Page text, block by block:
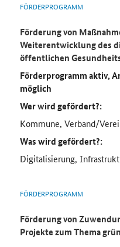
FÖRDERPROGRAMM
Förderung von
Weiterentwicklung des
öffentlichen
Förderprogramm aktiv,
möglich
Wer wird gefördert?:
Kommune, Verband/
Was wird gefördert?:
Digitalisierung,
FÖRDERPROGRAMM
Förderung von
Projekte zum Thema